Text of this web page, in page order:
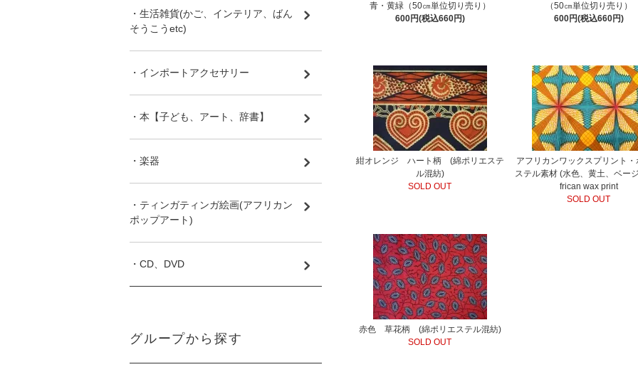
青・黄緑（50㎝単位切り売り）
600円(税込660円)
（50㎝単位切り売り）
600円(税込660円)
紺オレンジ ハート柄 (綿ポリエステ
ル混紡)
SOLD OUT
アフリカンワックスプリント・
ステル素材 (水色、黄土、ベー
frican wax print
SOLD OUT
赤色 草花柄 (綿ポリエステル混紡)
SOLD OUT
・生活雑貨(かご、インテリア、ばん
そうこうetc)
・インポートアクセサリー
・本【子ども、アート、辞書】
・楽器
・ティンガティンガ絵画(アフリカン
ポップアート)
・CD、DVD
グループから探す